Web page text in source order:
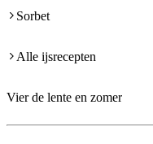
Sorbet
Alle ijsrecepten
Vier de lente en zomer